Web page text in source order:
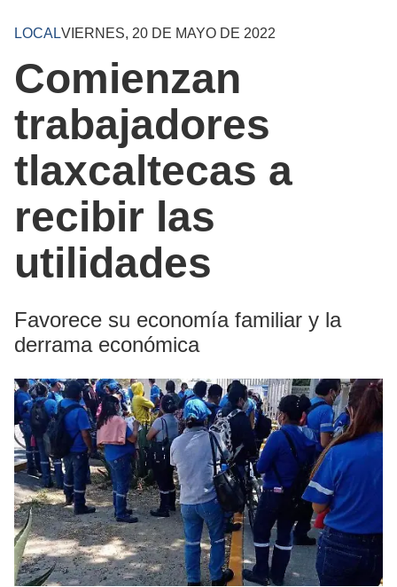
LOCALVIERNES, 20 DE MAYO DE 2022
Comienzan
trabajadores
tlaxcaltecas a
recibir las
utilidades
Favorece su economía familiar y la
derrama económica